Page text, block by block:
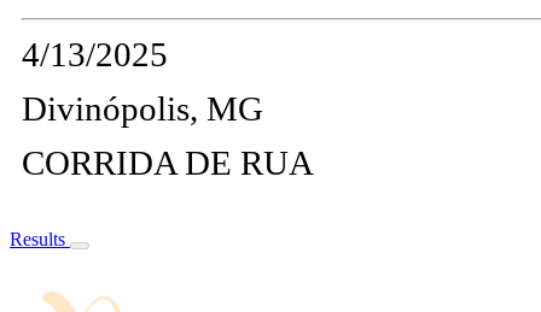
4/13/2025
Divinópolis, MG
CORRIDA DE RUA
Results